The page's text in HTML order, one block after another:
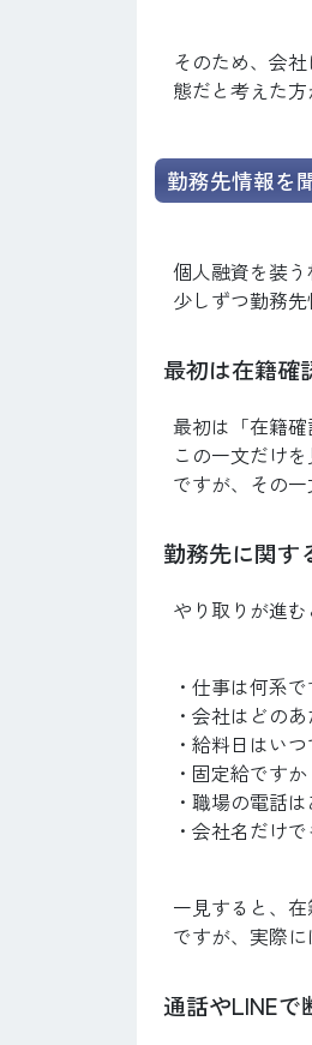
そのため、会
態だと考えた方
勤務先情報を
個人融資を装
少しずつ勤務先
最初は在籍確
最初は「在籍
この一文だけ
ですが、その
勤務先に関す
やり取りが進
・仕事は何系
・会社はどの
・給料日はい
・固定給ですか
・職場の電話
・会社名だけ
一見すると、
ですが、実際
通話やLINEで